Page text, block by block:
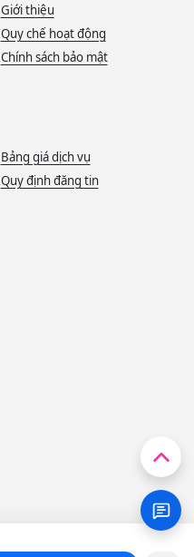
Giới thiệu
Quy chế hoạt động
Chính sách bảo mật
Bảng giá dịch vụ
Quy định đăng tin